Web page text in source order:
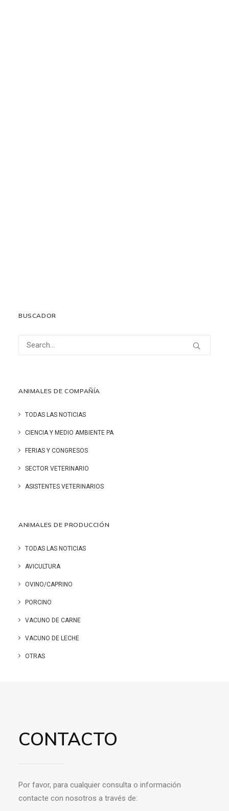
BUSCADOR
ANIMALES DE COMPAÑÍA
TODAS LAS NOTICIAS
CIENCIA Y MEDIO AMBIENTE PA
FERIAS Y CONGRESOS
SECTOR VETERINARIO
ASISTENTES VETERINARIOS
ANIMALES DE PRODUCCIÓN
TODAS LAS NOTICIAS
AVICULTURA
OVINO/CAPRINO
PORCINO
VACUNO DE CARNE
VACUNO DE LECHE
OTRAS
CONTACTO
Por favor, para cualquier consulta o información
contacte con nosotros a través de: